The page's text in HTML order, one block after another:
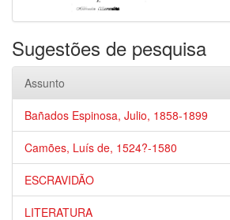
Sugestões de pesquisa
Assunto
Bañados Espinosa, Julio, 1858-1899
Camões, Luís de, 1524?-1580
ESCRAVIDÃO
LITERATURA